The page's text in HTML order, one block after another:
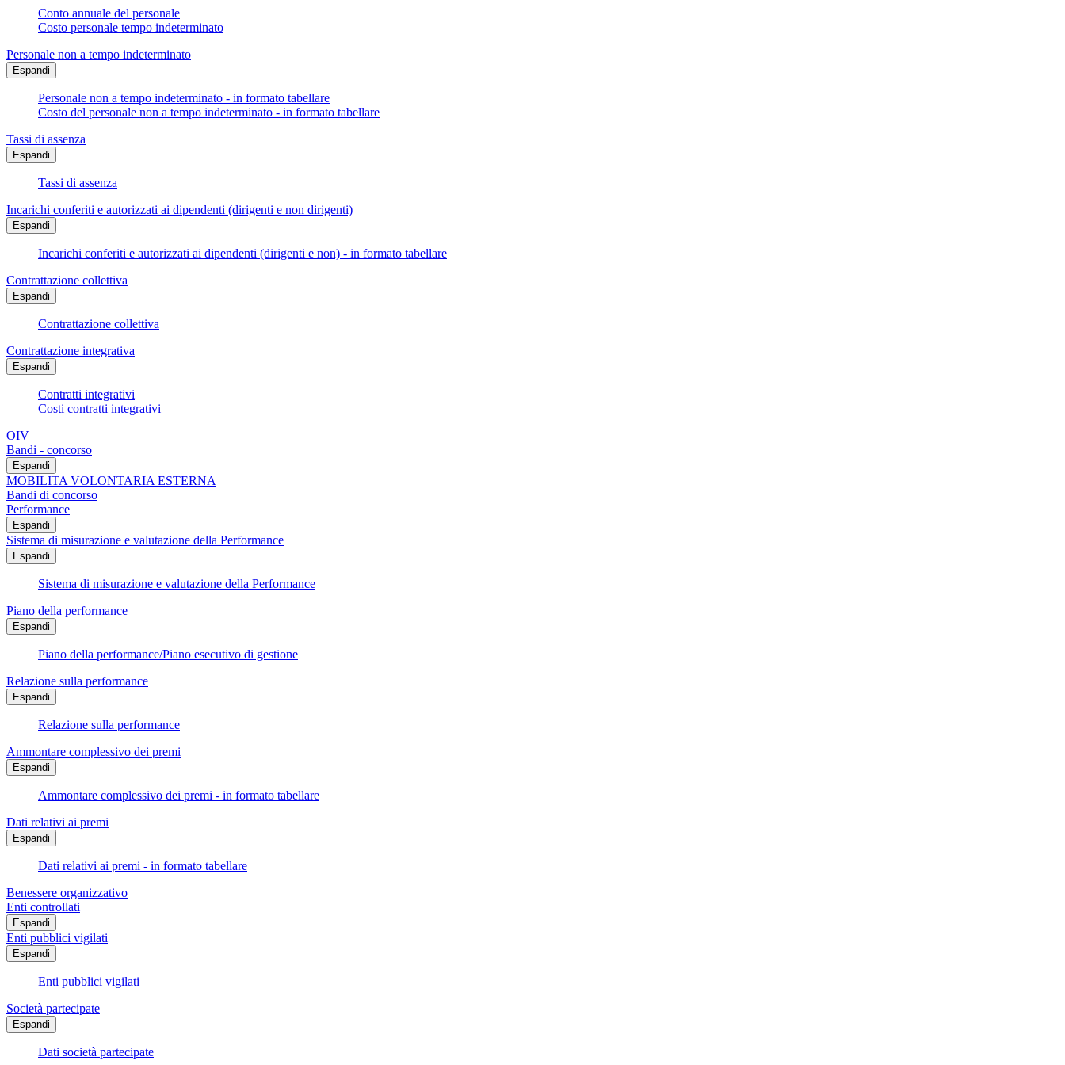
Conto annuale del personale
Costo personale tempo indeterminato
Personale non a tempo indeterminato
Espandi
Personale non a tempo indeterminato - in formato tabellare
Costo del personale non a tempo indeterminato - in formato tabellare
Tassi di assenza
Espandi
Tassi di assenza
Incarichi conferiti e autorizzati ai dipendenti (dirigenti e non dirigenti)
Espandi
Incarichi conferiti e autorizzati ai dipendenti (dirigenti e non) - in formato tabellare
Contrattazione collettiva
Espandi
Contrattazione collettiva
Contrattazione integrativa
Espandi
Contratti integrativi
Costi contratti integrativi
OIV
Bandi - concorso
Espandi
MOBILITA VOLONTARIA ESTERNA
Bandi di concorso
Performance
Espandi
Sistema di misurazione e valutazione della Performance
Espandi
Sistema di misurazione e valutazione della Performance
Piano della performance
Espandi
Piano della performance/Piano esecutivo di gestione
Relazione sulla performance
Espandi
Relazione sulla performance
Ammontare complessivo dei premi
Espandi
Ammontare complessivo dei premi - in formato tabellare
Dati relativi ai premi
Espandi
Dati relativi ai premi - in formato tabellare
Benessere organizzativo
Enti controllati
Espandi
Enti pubblici vigilati
Espandi
Enti pubblici vigilati
Società partecipate
Espandi
Dati società partecipate